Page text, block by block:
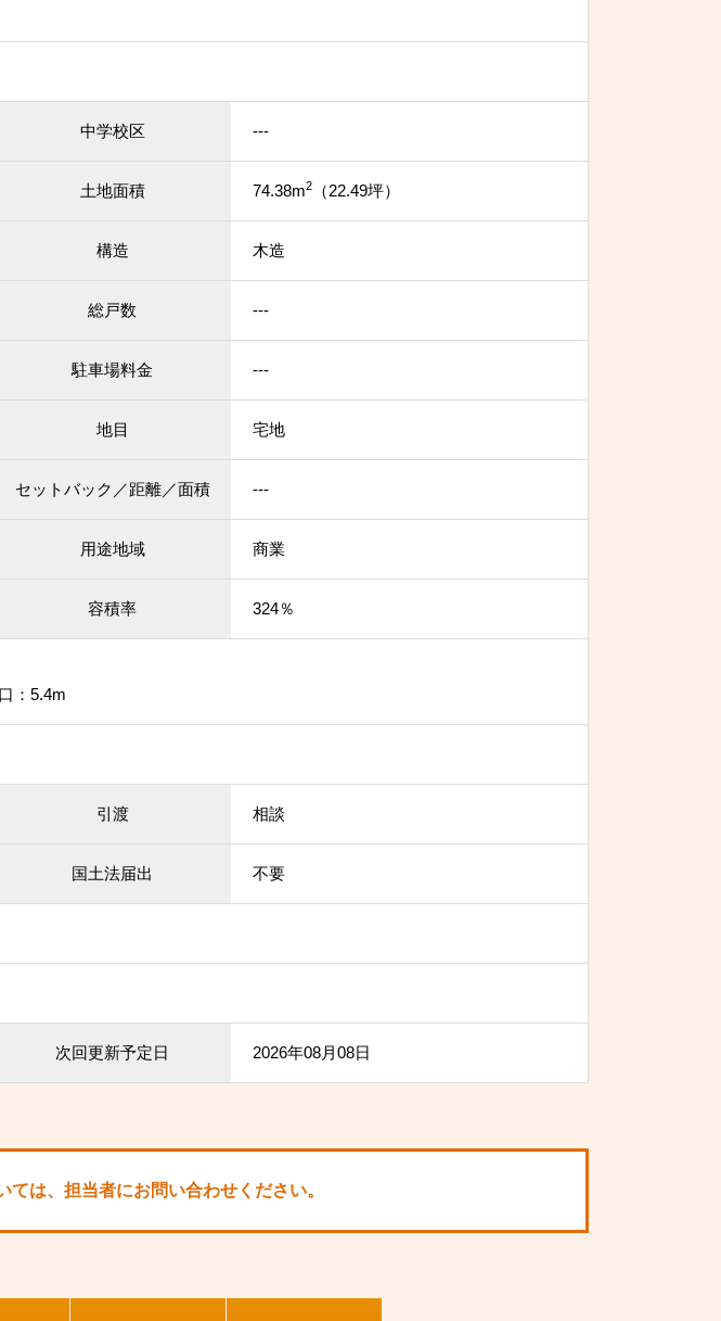
中学校区 ---
土地面積 74.38m2 （22.49坪）
構造 木造
総戸数 ---
駐車場料金 ---
地目 宅地
セットバック／距離／面積 ---
用途地域 商業
容積率 324％
5.4m
引渡 相談
国土法届出 不要
次回更新予定日 2026年08月08日
ては、 担当者にお問い合わせください。